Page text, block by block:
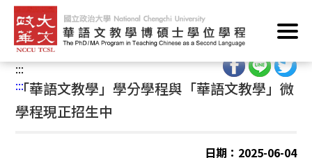
跳
到
主
要
內
容
區
首頁 / 華語文教學學分學程/華語文教學微學程
華語文教學微學程 /最新消息
:::
:::
「華語文教學」學分學程與「華語文教學」微
學程現正招生中
日期：2025-06-04